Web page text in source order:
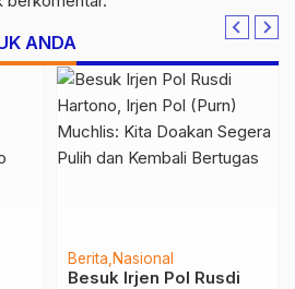
ANDA
Berita Nasional
Besuk Irjen Pol Rusdi